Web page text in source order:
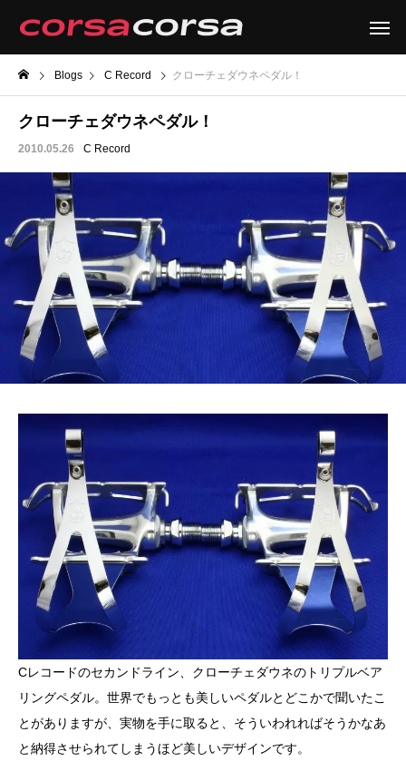
Blogs C Record クローチェダウネペダル！
クローチェダウネペダル！
2010.05.26 C Record
Cレコードのセカンドライン、クローチェダウネのトリプルベア
リングペダル。世界でもっとも美しいペダルとどこかで聞いたこ
とがありますが、実物を手に取ると、そういわれればそうかなあ
と納得させられてしまうほど美しいデザインです。